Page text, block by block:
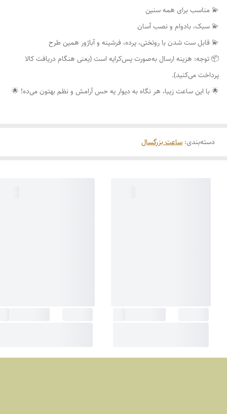
💫 مناسب برای همه سنین
💫 سبک، بادوام و نصب آسان
💫 قابل ست شدن با روتختی، پرده، فرشینه و آباژور همین طرح
📦 توجه: هزینه ارسال به‌صورت پس‌کرایه است (یعنی هنگام دریافت کالا
پرداخت می‌کنید).
🌟 با این ساعت زیبا، هر نگاه به دیوار یه حس آرامش و نظم بهتون می‌ده! 🌟
دسته‌بندی: ساعت بزرگسال